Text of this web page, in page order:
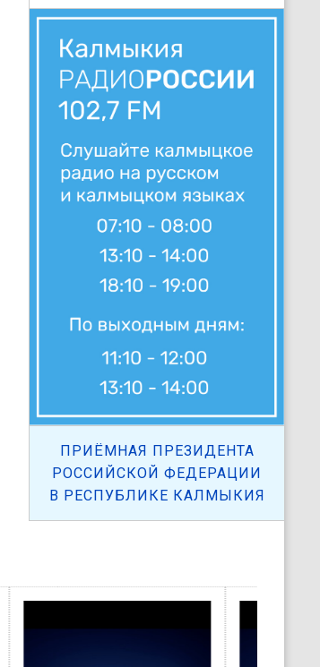
ПРИЁМНАЯ ПРЕЗИДЕНТА
РОССИЙСКОЙ ФЕДЕРАЦИИ
В РЕСПУБЛИКЕ КАЛМЫКИЯ